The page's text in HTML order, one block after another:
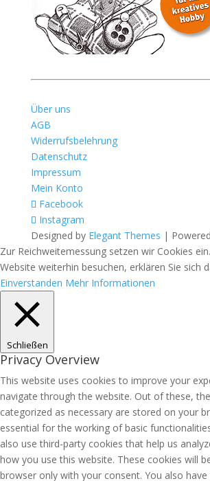
Über uns
AGB
Widerrufsbelehrung
Datenschutz
Impressum
Mein Konto
Facebook
Instagram
Designed by Elegant Themes |
Zur Reichweitemessung setzen wir Cookies
Website weiterhin besuchen, erklären Sie sich
Einverstanden Mehr Informationen
Schließen
Privacy Overview
This website uses cookies to improve your
navigate through the website. Out of these,
categorized as necessary are stored on your
essential for the working of basic
also use third-party cookies that help us
how you use this website. These cookies will
browser only with your consent. You also